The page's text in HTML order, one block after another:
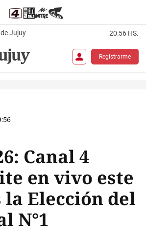
Jujuy 20:56 HS.
Registrarme
Canal 4
en vivo este
Elección del
N°1